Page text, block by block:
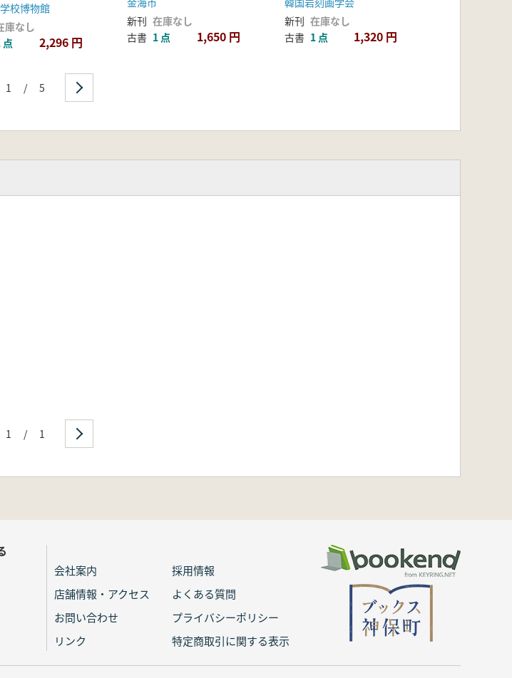
校博物館
庫なし
点 2,296 円
新刊 在庫なし
古書 1 点 1,650 円
新刊 在庫なし
古書 1 点 1,320 円
1 / 5
1 / 1
会社案内
採用情報
店舗情報・アクセス
よくある質問
お問い合わせ
プライバシーポリシー
リンク
特定商取引に関する表示